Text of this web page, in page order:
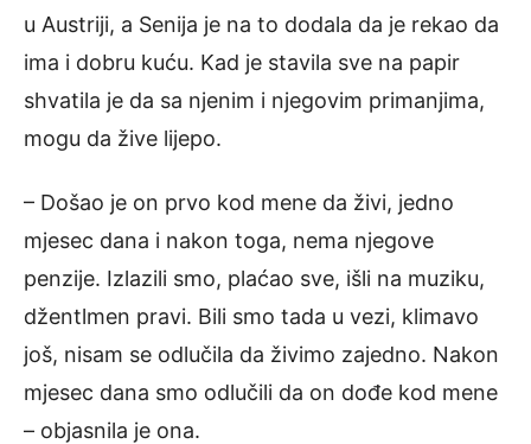
u Austriji, a Senija je na to dodala da je rekao da
ima i dobru kuću. Kad je stavila sve na papir
shvatila je da sa njenim i njegovim primanjima,
mogu da žive lijepo.
– Došao je on prvo kod mene da živi, jedno
mjesec dana i nakon toga, nema njegove
penzije. Izlazili smo, plaćao sve, išli na muziku,
džentlmen pravi. Bili smo tada u vezi, klimavo
još, nisam se odlučila da živimo zajedno. Nakon
mjesec dana smo odlučili da on dođe kod mene
– objasnila je ona.